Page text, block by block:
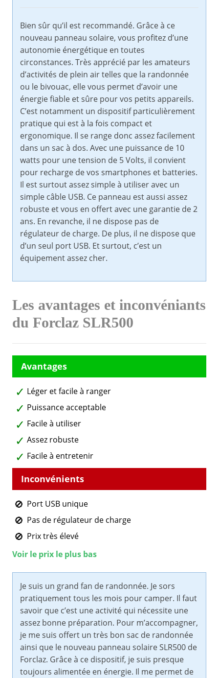
Bien sûr qu’il est recommandé. Grâce à ce
nouveau panneau solaire, vous profitez d’une
autonomie énergétique en toutes
circonstances. Très apprécié par les amateurs
d’activités de plein air telles que la randonnée
ou le bivouac, elle vous permet d’avoir une
énergie fiable et sûre pour vos petits appareils.
C’est notamment un dispositif particulièrement
pratique qui est à la fois compact et
ergonomique. Il se range donc assez facilement
dans un sac à dos. Avec une puissance de 10
watts pour une tension de 5 Volts, il convient
pour recharge de vos smartphones et batteries.
Il est surtout assez simple à utiliser avec un
simple câble USB. Ce panneau est aussi assez
robuste et vous en offert avec une garantie de 2
ans. En revanche, il ne dispose pas de
régulateur de charge. De plus, il ne dispose que
d’un seul port USB. Et surtout, c’est un
équipement assez cher.
Les avantages et inconvéniants
du Forclaz SLR500
Léger et facile à ranger
Puissance acceptable
Facile à utiliser
Assez robuste
Facile à entretenir
Port USB unique
Pas de régulateur de charge
Prix très élevé
Voir le prix le plus bas
Je suis un grand fan de randonnée. Je sors
pratiquement tous les mois pour camper. Il faut
savoir que c’est une activité qui nécessite une
assez bonne préparation. Pour m’accompagner,
je me suis offert un très bon sac de randonnée
ainsi que le nouveau panneau solaire SLR500 de
Forclaz. Grâce à ce dispositif, je suis presque
toujours alimentée en énergie. Il me permet de